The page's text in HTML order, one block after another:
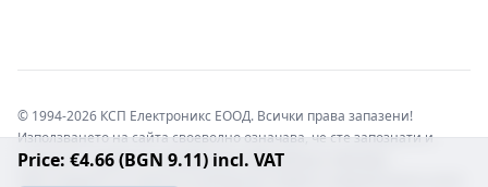
Price: €4.66 (BGN 9.11) incl. VAT
© 1994-2026 КСП Електроникс ЕООД. Всички права запазени!
Използването на сайта своеволно означава, че сте запознати и
съгласни с правната информация обвързваща софтуера.